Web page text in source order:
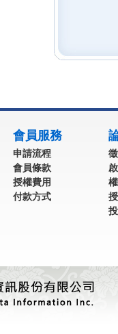
會員服務
申請流程
會員條款
授權費用
付款方式